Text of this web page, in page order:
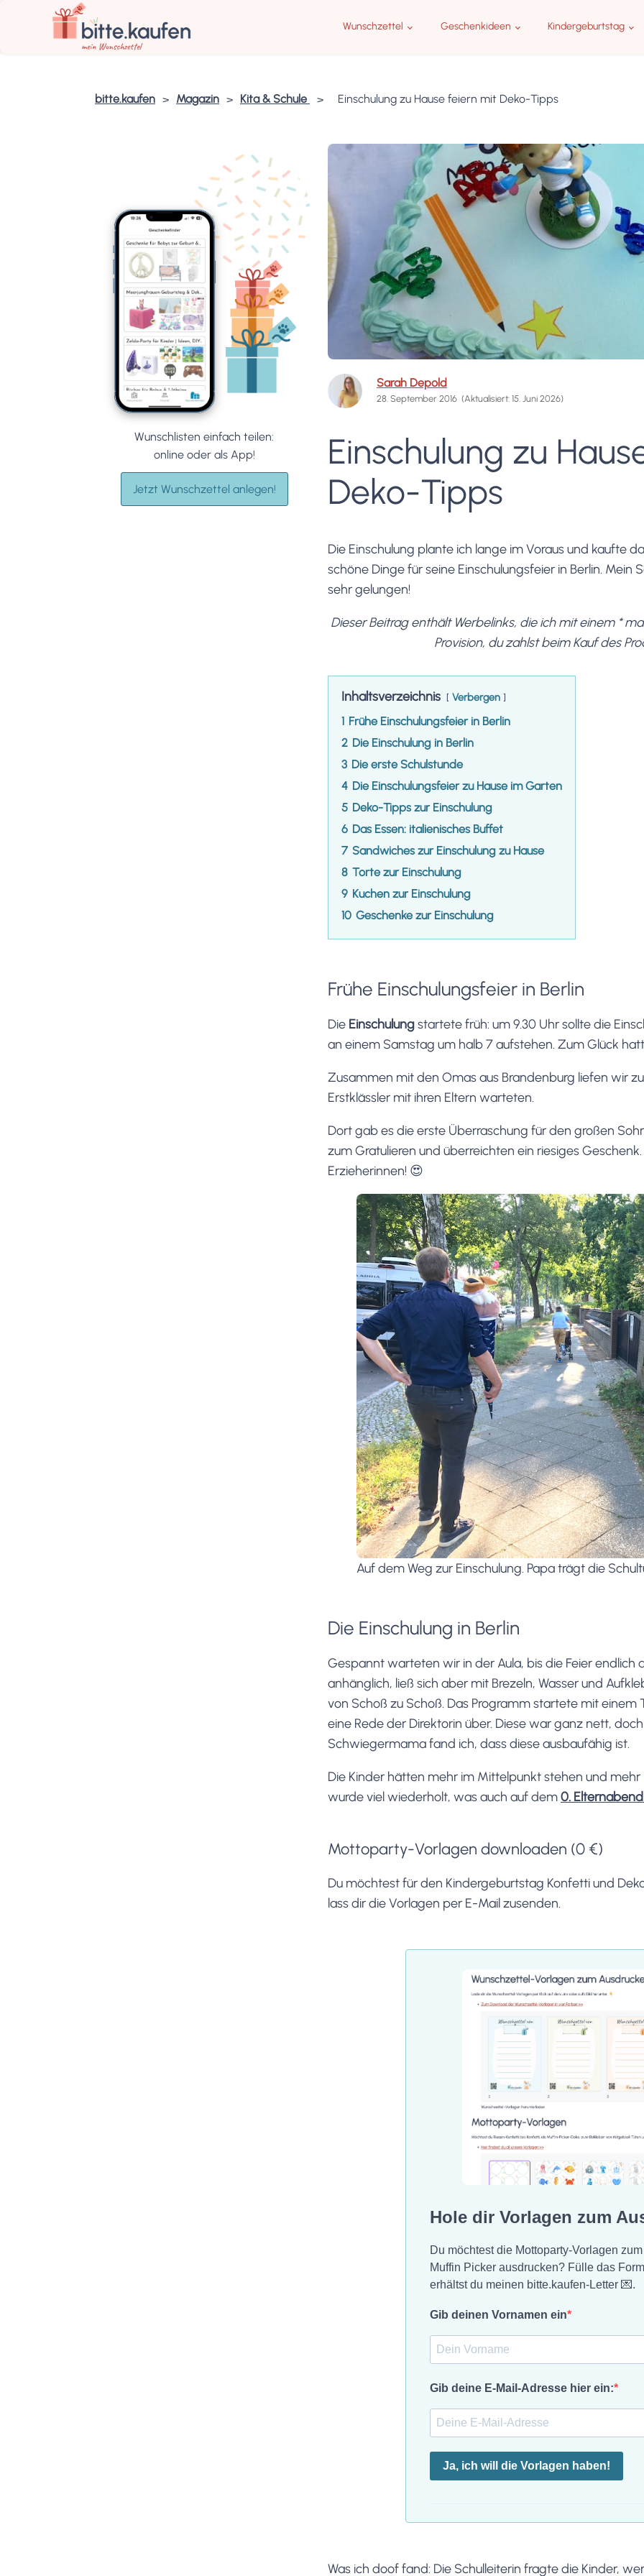
Wunschzettel Geschenkideen Kindergeburtstag
bitte.kaufen Magazin Kita & Schule Einschulung zu Hause feiern mit Deko-Tipps
Sarah Depold
28. September 2016 (Aktualisiert: 15. Juni 2026)
Einschulung zu
Deko-Tipps
Wunschlisten einfach teilen:
online oder als App!
Jetzt Wunschzettel anlegen!
Die Einschulung plante ich lange im Voraus und kaufte
schöne Dinge für seine Einschulungsfeier in Berlin. Mein
sehr gelungen!
Dieser Beitrag enthält Werbelinks, die ich mit einem *
Provision, du zahlst beim Kauf des
Inhaltsverzeichnis Verbergen
1 Frühe Einschulungsfeier in Berlin
2 Die Einschulung in Berlin
3 Die erste Schulstunde
4 Die Einschulungsfeier zu Hause im Garten
5 Deko-Tipps zur Einschulung
6 Das Essen: italienisches Buffet
7 Sandwiches zur Einschulung zu Hause
8 Torte zur Einschulung
9 Kuchen zur Einschulung
10 Geschenke zur Einschulung
Frühe Einschulungsfeier in Berlin
Die Einschulungstartete früh: um 9.30 Uhr sollte die
an einem Samstag um halb 7 aufstehen. Zum Glück
Zusammen mit den Omas aus Brandenburg liefen wir
Erstklässler mit ihren Eltern warteten.
Dort gab es die erste Überraschung für den großen
zum Gratulieren und überreichten ein riesiges
Erzieherinnen! 😍
Auf dem Weg zur Einschulung. Papa trägt die
Die Einschulung in Berlin
Gespannt warteten wir in der Aula, bis die Feier endlich
anhänglich, ließ sich aber mit Brezeln, Wasser und
von Schoß zu Schoß. Das Programm startete mit einem
eine Rede der Direktorin über. Diese war ganz nett,
Schwiegermama fand ich, dass diese ausbaufähig ist.
Die Kinder hätten mehr im Mittelpunkt stehen und
wurde viel wiederholt, was auch auf dem0.
Mottoparty-Vorlagen downloaden (0 €)
Du möchtest für den Kindergeburtstag Konfetti und
lass dir die Vorlagen per E-Mail zusenden.
Hole dir Vorlagen zum
Du möchtest die Mottoparty-Vorlagen
Muffin Picker ausdrucken? Fülle das
erhältst du meinen bitte.kaufen-Letter 💌.
Gib deinen Vornamen ein
Gib deine E-Mail-Adresse hier ein:
Ja, ich will die Vorlagen haben!
Was ich doof fand: Die Schulleiterin fragte die Kinder,